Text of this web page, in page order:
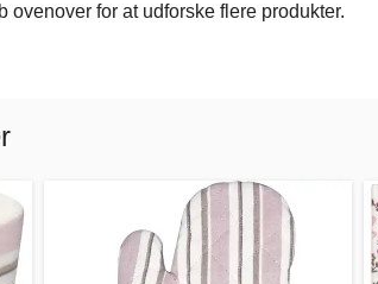
ovenover for at udforske flere produkter.